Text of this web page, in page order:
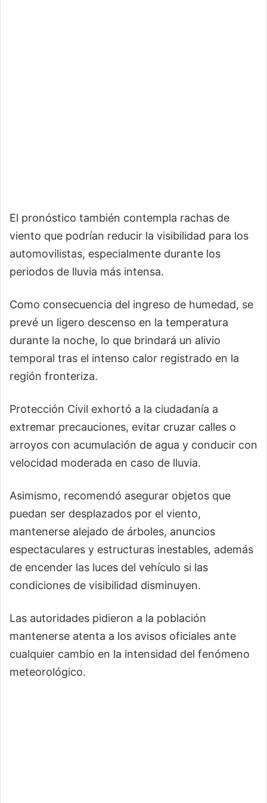
El pronóstico también contempla rachas de
viento que podrían reducir la visibilidad para los
automovilistas, especialmente durante los
periodos de lluvia más intensa.
Como consecuencia del ingreso de humedad, se
prevé un ligero descenso en la temperatura
durante la noche, lo que brindará un alivio
temporal tras el intenso calor registrado en la
región fronteriza.
Protección Civil exhortó a la ciudadanía a
extremar precauciones, evitar cruzar calles o
arroyos con acumulación de agua y conducir con
velocidad moderada en caso de lluvia.
Asimismo, recomendó asegurar objetos que
puedan ser desplazados por el viento,
mantenerse alejado de árboles, anuncios
espectaculares y estructuras inestables, además
de encender las luces del vehículo si las
condiciones de visibilidad disminuyen.
Las autoridades pidieron a la población
mantenerse atenta a los avisos oficiales ante
cualquier cambio en la intensidad del fenómeno
meteorológico.